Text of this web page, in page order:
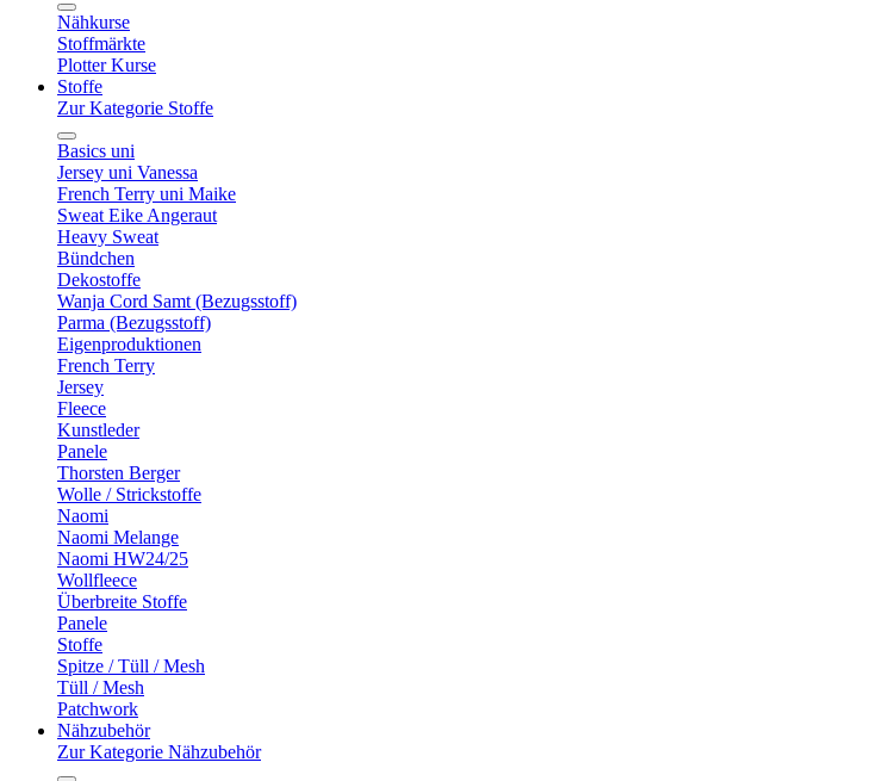
Nähkurse
Stoffmärkte
Plotter Kurse
Stoffe
Zur Kategorie Stoffe
Basics uni
Jersey uni Vanessa
French Terry uni Maike
Sweat Eike Angeraut
Heavy Sweat
Bündchen
Dekostoffe
Wanja Cord Samt (Bezugsstoff)
Parma (Bezugsstoff)
Eigenproduktionen
French Terry
Jersey
Fleece
Kunstleder
Panele
Thorsten Berger
Wolle / Strickstoffe
Naomi
Naomi Melange
Naomi HW24/25
Wollfleece
Überbreite Stoffe
Panele
Stoffe
Spitze / Tüll / Mesh
Tüll / Mesh
Patchwork
Nähzubehör
Zur Kategorie Nähzubehör